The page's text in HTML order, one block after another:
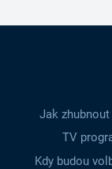
Jak zhubnout
TV
Kdy budou